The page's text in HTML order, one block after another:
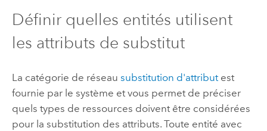
Définir quelles entités utilisent
les attributs de substitut
La catégorie de réseau substitution d'attributest
fournie par le système et vous permet de préciser
quels types de ressources doivent être considérées
pour la substitution des attributs. Toute entité avec